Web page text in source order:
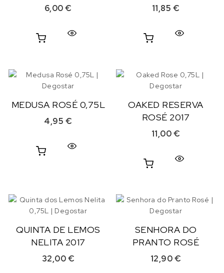
6,00€ 11,85 €
MEDUSA ROSÉ 0,75L
4,95 €
OAKED RESERVA
ROSÉ 2017
11,00€
QUINTA DE LEMOS
NELITA 2017
32,00€
SENHORA DO
PRANTO ROSÉ
12,90€